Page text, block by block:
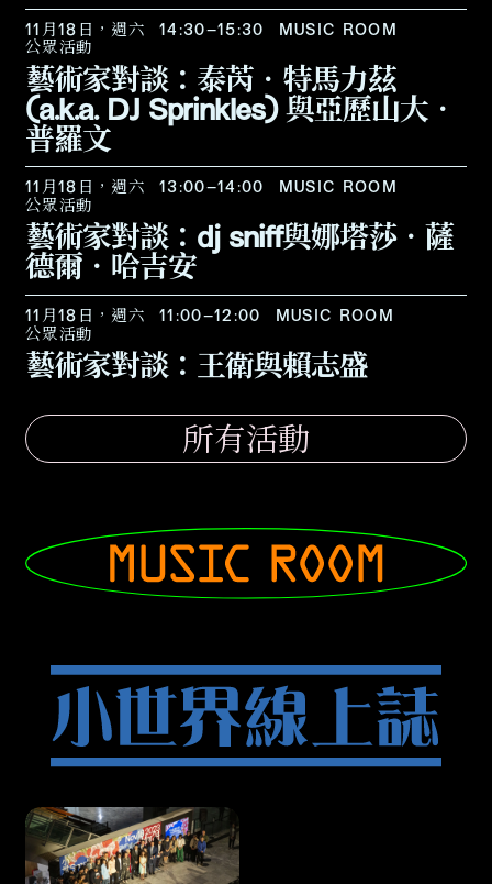
11月18日，週六 14:30–15:30
MUSIC ROOM
公眾活動
藝術家對談：泰芮．特馬力茲
(a.k.a. DJ Sprinkles) 與亞歷山大．
普羅文
11月18日，週六 13:00–14:00
MUSIC ROOM
公眾活動
藝術家對談：dj sniff與娜塔莎．薩
德爾．哈吉安
11月18日，週六 11:00–12:00
MUSIC ROOM
公眾活動
藝術家對談：王衛與賴志盛
所有活動